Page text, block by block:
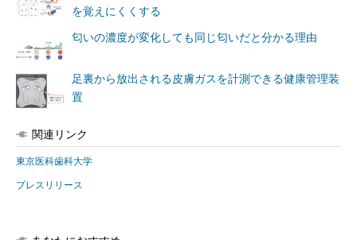
を覚えにくくする
匂いの濃度が変化しても同じ匂いだと分かる理由
足裏から放出される皮膚ガスを計測できる健康管理装
置
関連リンク
東京医科歯科大学
プレスリリース